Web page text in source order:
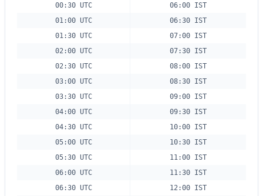
00:30 UTC
06:00 IST
01:00 UTC
06:30 IST
01:30 UTC
07:00 IST
02:00 UTC
07:30 IST
02:30 UTC
08:00 IST
03:00 UTC
08:30 IST
03:30 UTC
09:00 IST
04:00 UTC
09:30 IST
04:30 UTC
10:00 IST
05:00 UTC
10:30 IST
05:30 UTC
11:00 IST
06:00 UTC
11:30 IST
06:30 UTC
12:00 IST